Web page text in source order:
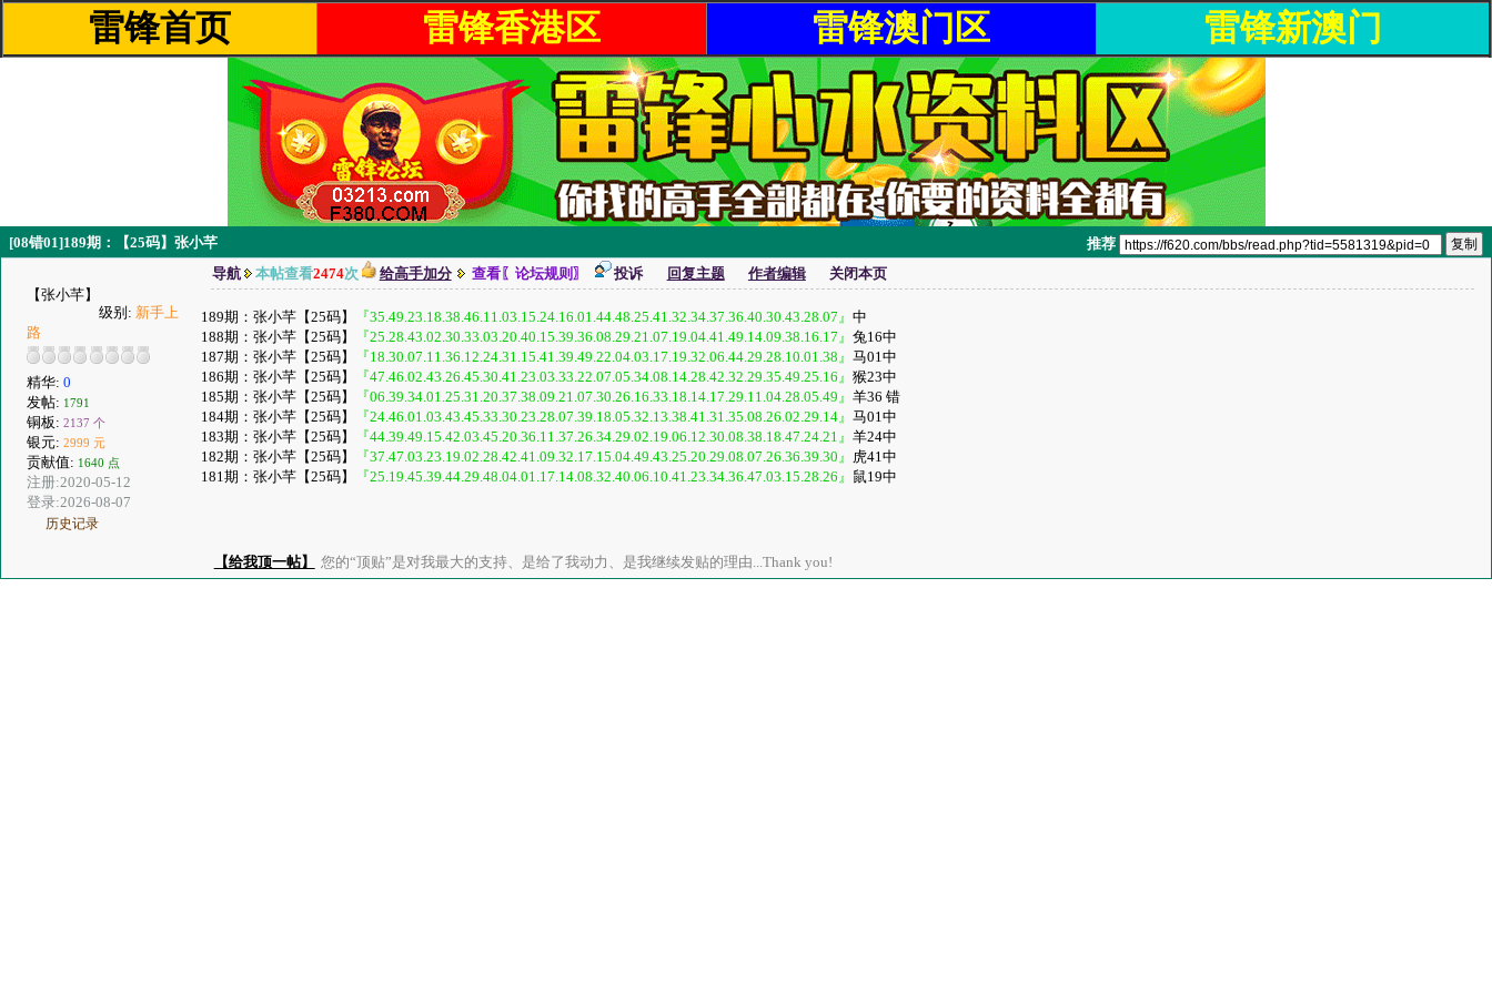
雷锋首页 雷锋香港区 雷锋澳门区 雷锋新澳门
[08错01]189期：【25码】张小芊 推荐
【张小芊】
级别: 新手上
路
精华: 0
发帖: 1791
铜板: 2137 个
银元: 2999 元
贡献值: 1640 点
注册:2020-05-12
登录:2026-08-07
历史记录
导航 本帖查看2474次 给高手加分 查看〖论坛规则〗 投诉 回复主题 作者编辑 关闭本页
189期：张小芊【25码】 『35.49.23.18.38.46.11.03.15.24.16.01.44.48.25.41.32.34.37.36.40.30.43.28.07』 中
188期：张小芊【25码】
『25.28.43.02.30.33.03.20.40.15.39.36.08.29.21.07.19.04.41.49.14.09.38.16.17』 兔16中
187期：张小芊【25码】
『18.30.07.11.36.12.24.31.15.41.39.49.22.04.03.17.19.32.06.44.29.28.10.01.38』 马01中
186期：张小芊【25码】
『47.46.02.43.26.45.30.41.23.03.33.22.07.05.34.08.14.28.42.32.29.35.49.25.16』 猴23中
185期：张小芊【25码】
『06.39.34.01.25.31.20.37.38.09.21.07.30.26.16.33.18.14.17.29.11.04.28.05.49』 羊36 错
184期：张小芊【25码】
『24.46.01.03.43.45.33.30.23.28.07.39.18.05.32.13.38.41.31.35.08.26.02.29.14』 马01中
183期：张小芊【25码】
『44.39.49.15.42.03.45.20.36.11.37.26.34.29.02.19.06.12.30.08.38.18.47.24.21』 羊24中
182期：张小芊【25码】
『37.47.03.23.19.02.28.42.41.09.32.17.15.04.49.43.25.20.29.08.07.26.36.39.30』 虎41中
181期：张小芊【25码】
『25.19.45.39.44.29.48.04.01.17.14.08.32.40.06.10.41.23.34.36.47.03.15.28.26』 鼠19中
【给我顶一帖】 您的“顶贴”是对我最大的支持、是给了我动力、是我继续发贴的理由...Thank you!